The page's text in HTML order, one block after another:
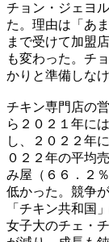
チョン・ジェヨ
た。理由は「あ
まで受けて加盟
も変わった。チ
かりと準備しな
チキン専門店の
ら２０２１年に
し、２０２２年
０２２年の平均
み屋（６６．２
低かった。競争
「チキン共和国
女子大のチェ・